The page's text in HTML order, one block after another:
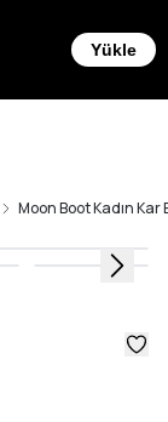
Yükle
Moon Boot Kadın Kar